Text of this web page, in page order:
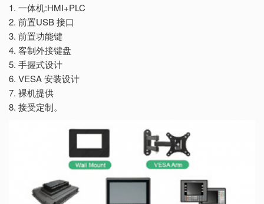
1. 一体机:HMI+PLC
2. 前置USB 接口
3. 前置功能键
4. 客制外接键盘
5. 手握式设计
6. VESA 安装设计
7. 裸机提供
8. 接受定制。